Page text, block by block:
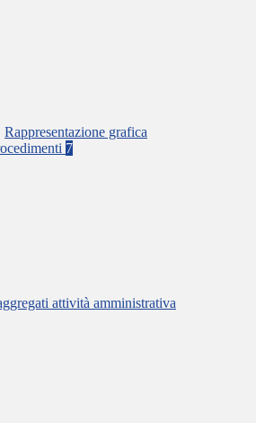
Rappresentazione grafica
7
attività amministrativa